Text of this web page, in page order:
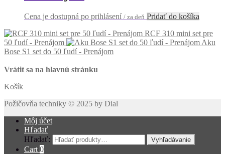
Cena je dostupná po prihlásení / za deň Pridať do košíka
RCF 310 mini set pre
50 ľudí - Prenájom
Aku
Bose S1 set do 50 ľudí - Prenájom
Vrátit sa na hlavnú stránku
Košík
Požičovňa techniky © 2025 by Dial
Môj účet
Hľadať
Hľadať:
Vyhľadávanie
Cart 0